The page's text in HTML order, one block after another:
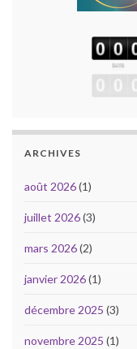
ARCHIVES
août 2026(1)
juillet 2026(3)
mars 2026(2)
janvier 2026(1)
décembre 2025 (3)
novembre 2025 (1)